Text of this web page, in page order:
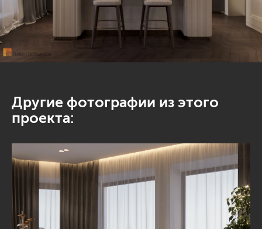
Другие фотографии из этого
проекта: